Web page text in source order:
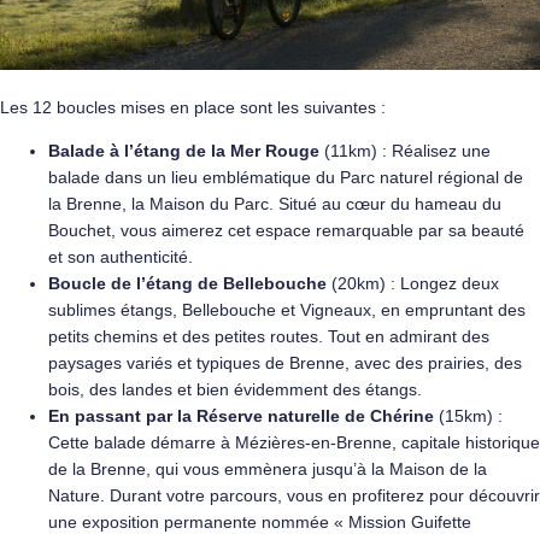
Les 12 boucles mises en place sont les suivantes :
Balade à l’étang de la Mer Rouge (11km) : Réalisez une
balade dans un lieu emblématique du Parc naturel régional de
la Brenne, la Maison du Parc. Situé au cœur du hameau du
Bouchet, vous aimerez cet espace remarquable par sa beauté
et son authenticité.
Boucle de l’étang de Bellebouche (20km) : Longez deux
sublimes étangs, Bellebouche et Vigneaux, en empruntant des
petits chemins et des petites routes. Tout en admirant des
paysages variés et typiques de Brenne, avec des prairies, des
bois, des landes et bien évidemment des étangs.
En passant par la Réserve naturelle de Chérine (15km) :
Cette balade démarre à Mézières-en-Brenne, capitale historique
de la Brenne, qui vous emmènera jusqu’à la Maison de la
Nature. Durant votre parcours, vous en profiterez pour découvrir
une exposition permanente nommée « Mission Guifette